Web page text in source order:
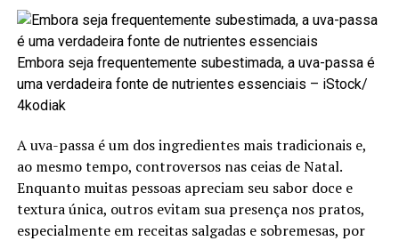
Embora seja frequentemente subestimada, a uva-passa é
uma verdadeira fonte de nutrientes essenciais – iStock/
4kodiak
A uva-passa é um dos ingredientes mais tradicionais e,
ao mesmo tempo, controversos nas ceias de Natal.
Enquanto muitas pessoas apreciam seu sabor doce e
textura única, outros evitam sua presença nos pratos,
especialmente em receitas salgadas e sobremesas, por